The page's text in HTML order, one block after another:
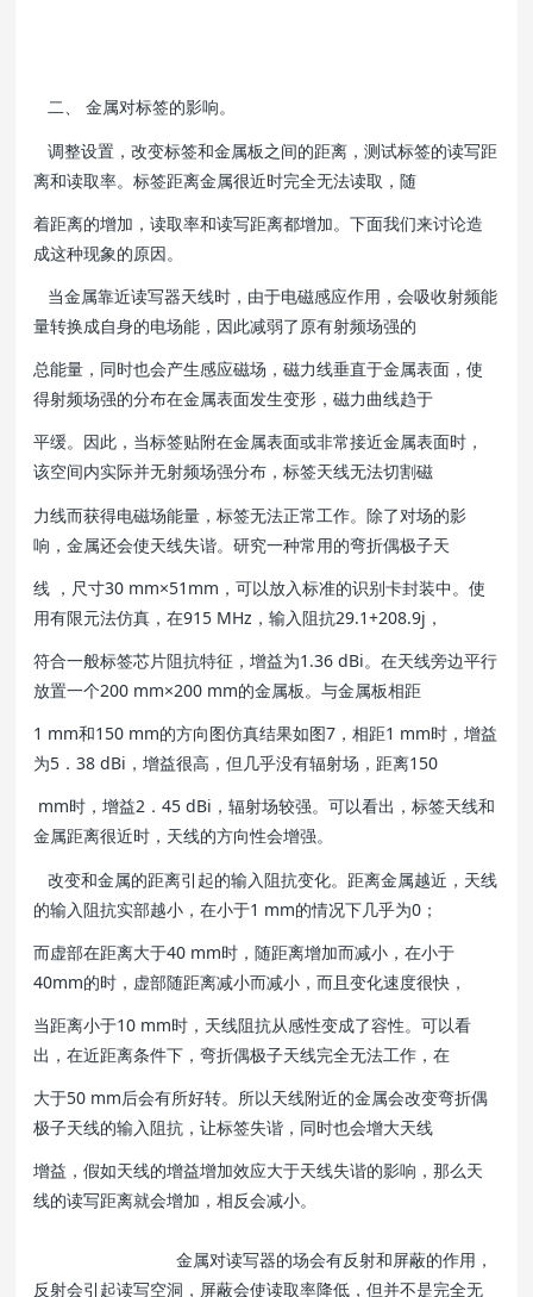
二、 金属对标签的影响。
调整设置，改变标签和金属板之间的距离，测试标签的读写距
离和读取率。标签距离金属很近时完全无法读取，随
着距离的增加，读取率和读写距离都增加。下面我们来讨论造
成这种现象的原因。
当金属靠近读写器天线时，由于电磁感应作用，会吸收射频能
量转换成自身的电场能，因此减弱了原有射频场强的
总能量，同时也会产生感应磁场，磁力线垂直于金属表面，使
得射频场强的分布在金属表面发生变形，磁力曲线趋于
平缓。因此，当标签贴附在金属表面或非常接近金属表面时，
该空间内实际并无射频场强分布，标签天线无法切割磁
力线而获得电磁场能量，标签无法正常工作。除了对场的影
响，金属还会使天线失谐。研究一种常用的弯折偶极子天
线 ，尺寸30 mm×51mm，可以放入标准的识别卡封装中。使
用有限元法仿真，在915 MHz，输入阻抗29.1+208.9j，
符合一般标签芯片阻抗特征，增益为1.36 dBi。在天线旁边平行
放置一个200 mm×200 mm的金属板。与金属板相距
1 mm和150 mm的方向图仿真结果如图7，相距1 mm时，增益
为5．38 dBi，增益很高，但几乎没有辐射场，距离150
mm时，增益2．45 dBi，辐射场较强。可以看出，标签天线和
金属距离很近时，天线的方向性会增强。
改变和金属的距离引起的输入阻抗变化。距离金属越近，天线
的输入阻抗实部越小，在小于1 mm的情况下几乎为0；
而虚部在距离大于40 mm时，随距离增加而减小，在小于
40mm的时，虚部随距离减小而减小，而且变化速度很快，
当距离小于10 mm时，天线阻抗从感性变成了容性。可以看
出，在近距离条件下，弯折偶极子天线完全无法工作，在
大于50 mm后会有所好转。所以天线附近的金属会改变弯折偶
极子天线的输入阻抗，让标签失谐，同时也会增大天线
增益，假如天线的增益增加效应大于天线失谐的影响，那么天
线的读写距离就会增加，相反会减小。
金属对读写器的场会有反射和屏蔽的作用，
反射会引起读写空洞，屏蔽会使读取率降低，但并不是完全无